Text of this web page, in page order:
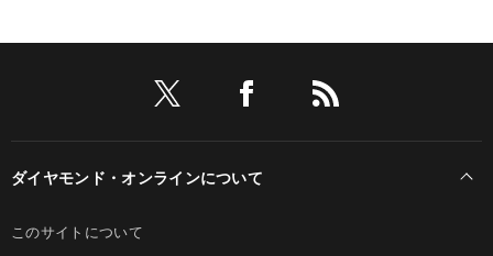
ダイヤモンド・オンラインについて
このサイトについて